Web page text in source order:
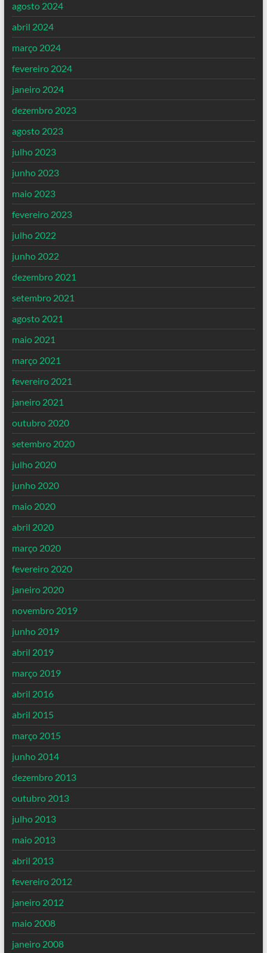
agosto 2024
abril 2024
março 2024
fevereiro 2024
janeiro 2024
dezembro 2023
agosto 2023
julho 2023
junho 2023
maio 2023
fevereiro 2023
julho 2022
junho 2022
dezembro 2021
setembro 2021
agosto 2021
maio 2021
março 2021
fevereiro 2021
janeiro 2021
outubro 2020
setembro 2020
julho 2020
junho 2020
maio 2020
abril 2020
março 2020
fevereiro 2020
janeiro 2020
novembro 2019
junho 2019
abril 2019
março 2019
abril 2016
abril 2015
março 2015
junho 2014
dezembro 2013
outubro 2013
julho 2013
maio 2013
abril 2013
fevereiro 2012
janeiro 2012
maio 2008
janeiro 2008